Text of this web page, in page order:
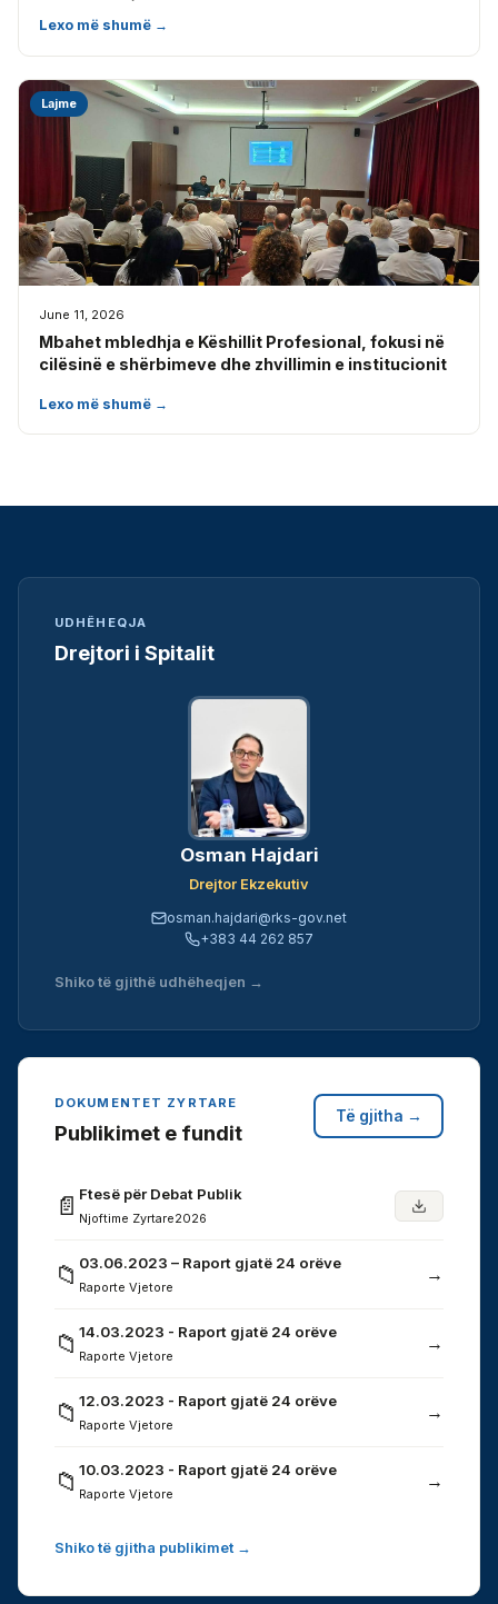
Lexo më shumë →
Lajme
June 11, 2026
Mbahet mbledhja e Këshillit Profesional, fokusi në
cilësinë e shërbimeve dhe zhvillimin e institucionit
Lexo më shumë →
UDHËHEQJA
Drejtori i Spitalit
Osman Hajdari
Drejtor Ekzekutiv
osman.hajdari@rks-gov.net
+383 44 262 857
Shiko të gjithë udhëheqjen →
DOKUMENTET ZYRTARE
Publikimet e fundit
Të gjitha →
📄 Ftesë për Debat Publik
Njoftime Zyrtare2026
📁 03.06.2023 – Raport gjatë 24 orëve
Raporte Vjetore
→
📁 14.03.2023 - Raport gjatë 24 orëve
Raporte Vjetore
→
📁 12.03.2023 - Raport gjatë 24 orëve
Raporte Vjetore
→
📁 10.03.2023 - Raport gjatë 24 orëve
Raporte Vjetore
→
Shiko të gjitha publikimet →